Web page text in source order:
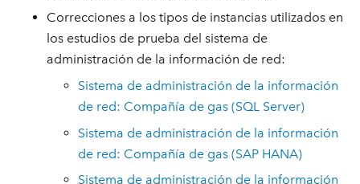
Correcciones a los tipos de instancias utilizados en
los estudios de prueba del sistema de
administración de la información de red:
Sistema de administración de la información
de red: Compañía de gas (SQL Server)
Sistema de administración de la información
de red: Compañía de gas (SAP HANA)
Sistema de administración de la información